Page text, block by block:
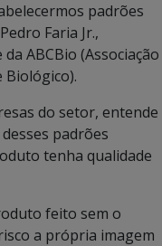
padrões
Faria Jr.,
ABCBio (Associação
Biológico).
do setor, entende
padrões
tenha qualidade
feito sem o
a própria imagem